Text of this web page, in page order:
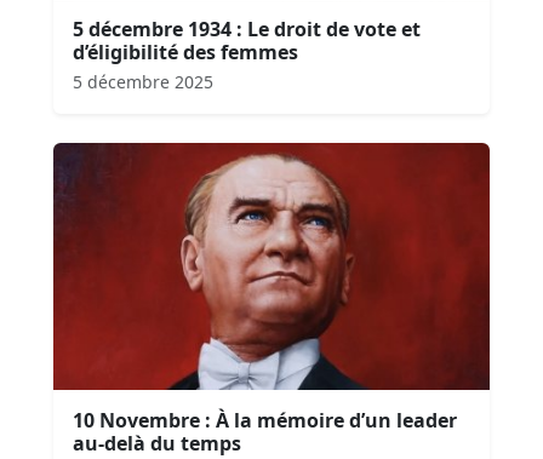
5 décembre 1934 : Le droit de vote et
d’éligibilité des femmes
5 décembre 2025
10 Novembre : À la mémoire d’un leader
au-delà du temps